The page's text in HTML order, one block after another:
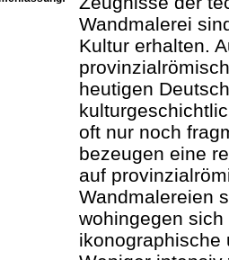
Wandmalerei
Kultur erhalten.
heutigen
oft nur noch
bezeugen eine
auf
Wandmalereien
wohingegen
ikonographische